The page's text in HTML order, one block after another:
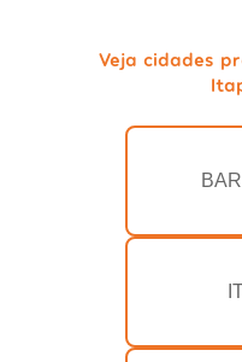
Veja cidades